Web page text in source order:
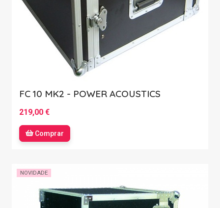
FC 10 MK2 - POWER ACOUSTICS
219,00 €
Comprar
NOVIDADE